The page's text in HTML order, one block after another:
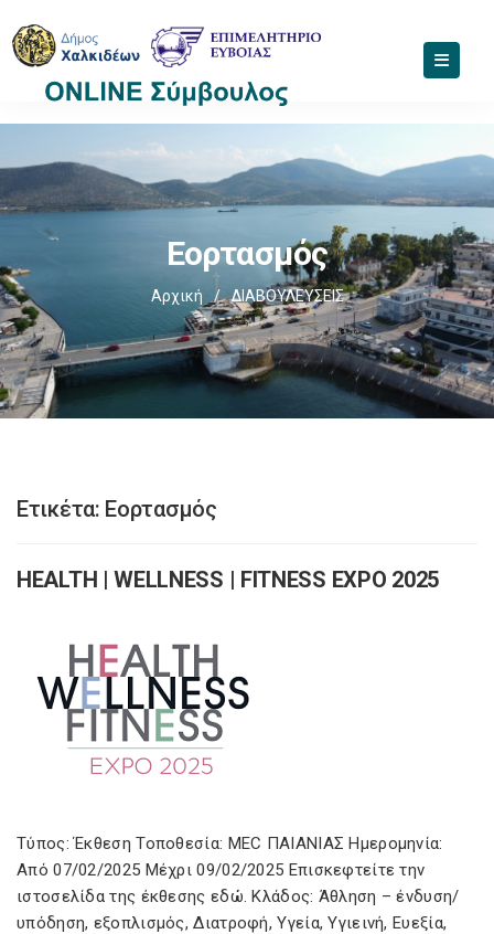
Εορτασμός
Αρχική / ΔΙΑΒΟΥΛΕΥΣΕΙΣ
Ετικέτα: Εορτασμός
HEALTH | WELLNESS | FITNESS EXPO 2025
Τύπος: Έκθεση Τοποθεσία: MEC ΠΑΙΑΝΙΑΣ Ημερομηνία:
Από 07/02/2025 Μέχρι 09/02/2025 Επισκεφτείτε την
ιστοσελίδα της έκθεσης εδώ. Κλάδος: Άθληση – ένδυση/
υπόδηση, εξοπλισμός, Διατροφή, Υγεία, Υγιεινή, Ευεξία,